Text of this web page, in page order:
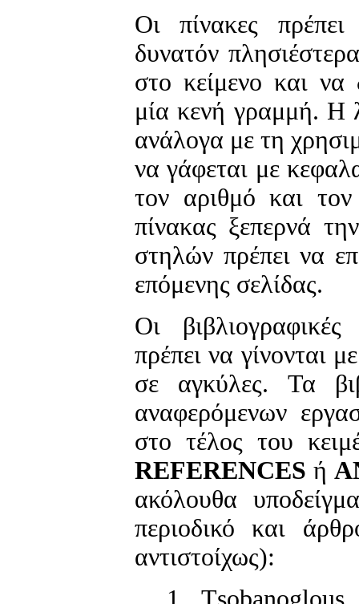
Oι πίνακες
δυνατόν
στο κείμενο και να
μία κενή γραμμή.
ανάλογα με τη
να γάφεται με
τον αριθμό και
πίνακας ξεπερνά
στηλών πρέπει να
επόμενης σελίδας.
Οι
πρέπει να γίνονται
σε αγκύλες. Τα
αναφερόμενων
στο τέλος του
REFERENCES ή
ακόλουθα
περιοδικό και
αντιστοίχως):